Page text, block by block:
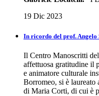
19 Dic 2023
In ricordo del prof. Angelo
Il Centro Manoscritti
affettuosa gratitudine il
e animatore culturale
Borromeo, si è laureato
di Maria Corti, di cui è